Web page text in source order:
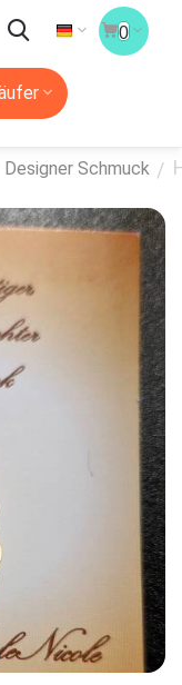
0
Designer Schmuck /